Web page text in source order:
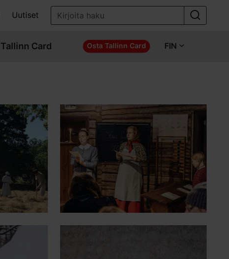
Uutiset
Tallinn Card Osta Tallinn Card FIN